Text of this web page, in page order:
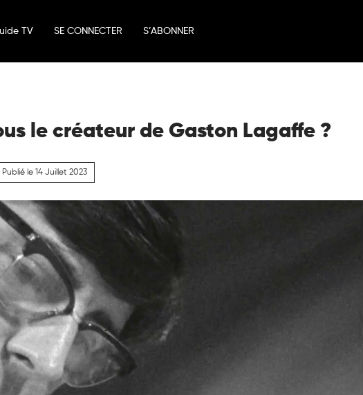
TV SE CONNECTER S’ABONNER
le créateur de Gaston Lagaffe ?
Publié le 14 Juillet 2023